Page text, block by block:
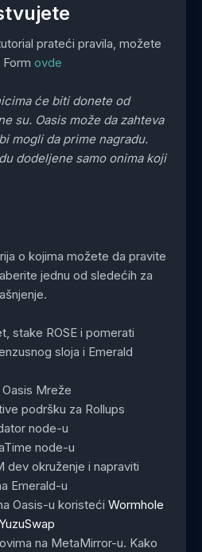
prateći pravila, možete
ovde
će biti donete od
su. Oasis može da zahteva
mogli da prime nagradu.
dodeljene samo onima koji
o kojima možete da pravite
jednu od sledećih za
stake ROSE i pomerati
sloja i Emerald
Mreže
podršku za Rollups
node-u
node-u
dev okruženje i napraviti
Emerald-u
Oasis-u koristećiWormhole
YuzuSwap
na MetaMirror-u. Kako